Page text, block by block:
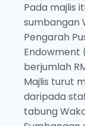
Pada majlis
sumbangan
Pengarah
Endowment
berjumlah
Majlis turut
daripada
tabung